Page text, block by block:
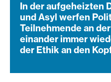
In der aufgeheizten
und Asyl werfen
Teilnehmende an
einander immer
der Ethik an den